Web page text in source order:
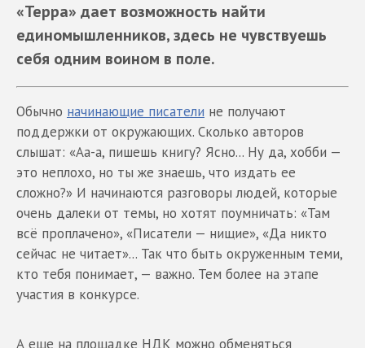
«Терра» дает возможность найти
единомышленников, здесь не чувствуешь
себя одним воином в поле.
Обычно начинающие писатели не получают
поддержки от окружающих. Сколько авторов
слышат: «Аа-а, пишешь книгу? Ясно... Ну да, хобби —
это неплохо, но ты же знаешь, что издать ее
сложно?» И начинаются разговоры людей, которые
очень далеки от темы, но хотят поумничать: «Там
всё проплачено», «Писатели — нищие», «Да никто
сейчас не читает»... Так что быть окруженным теми,
кто тебя понимает, — важно. Тем более на этапе
участия в конкурсе.
А еще на площадке НДК можно обменяться